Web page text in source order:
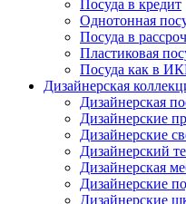
Посуда в кредит
Однотонная
Посуда в
Пластиковая
Посуда как в
Дизайнерская
Дизайнерская
Дизайнерские
Дизайнерские
Дизайнерский
Дизайнерская
Дизайнерские
Дизайнерские